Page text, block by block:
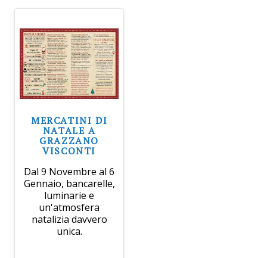
MERCATINI DI
NATALE A
GRAZZANO
VISCONTI
Dal 9 Novembre al 6
Gennaio, bancarelle,
luminarie e
un'atmosfera
natalizia davvero
unica.